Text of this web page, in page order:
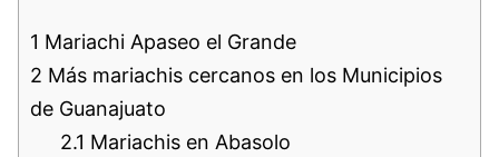
1 Mariachi Apaseo el Grande
2 Más mariachis cercanos en los Municipios
de Guanajuato
2.1 Mariachis en Abasolo